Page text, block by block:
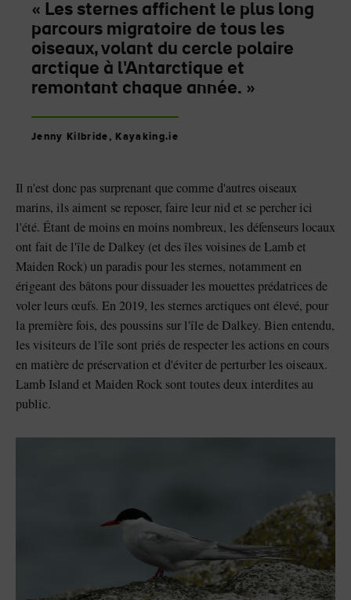
« Les sternes affichent le plus long
parcours migratoire de tous les
oiseaux, volant du cercle polaire
arctique à l'Antarctique et
remontant chaque année. »
Jenny Kilbride, Kayaking.ie
Il n'est donc pas surprenant que comme d'autres oiseaux
marins, ils aiment se reposer, faire leur nid et se percher ici
l'été. Étant de moins en moins nombreux, les défenseurs locaux
ont fait de l'île de Dalkey (et des îles voisines de Lamb et
Maiden Rock) un paradis pour les sternes, notamment en
érigeant des bâtons pour dissuader les mouettes prédatrices de
voler leurs œufs. En 2019, les sternes arctiques ont élevé, pour
la première fois, des poussins sur l'île de Dalkey. Bien entendu,
les visiteurs de l'île sont priés de respecter les actions en cours
en matière de préservation et d'éviter de perturber les oiseaux.
Lamb Island et Maiden Rock sont toutes deux interdites au
public.